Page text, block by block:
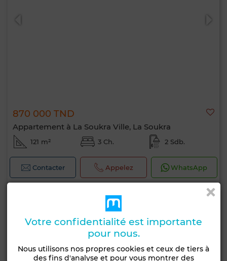
870 000 TND
Appartement à La Soukra Ville, La Soukra
121 m² 3 Ch. 2 Sdb.
Contacter Appelez WhatsApp
Votre confidentialité est importante
pour nous.
Nous utilisons nos propres cookies et ceux de tiers à
des fins d'analyse et pour vous montrer des